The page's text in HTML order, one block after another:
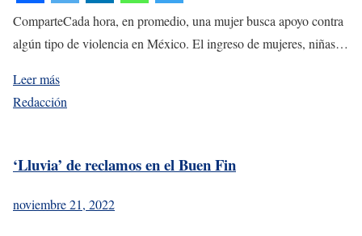
ComparteCada hora, en promedio, una mujer busca apoyo contra
algún tipo de violencia en México. El ingreso de mujeres, niñas…
Leer más
Redacción
‘Lluvia’ de reclamos en el Buen Fin
noviembre 21, 2022